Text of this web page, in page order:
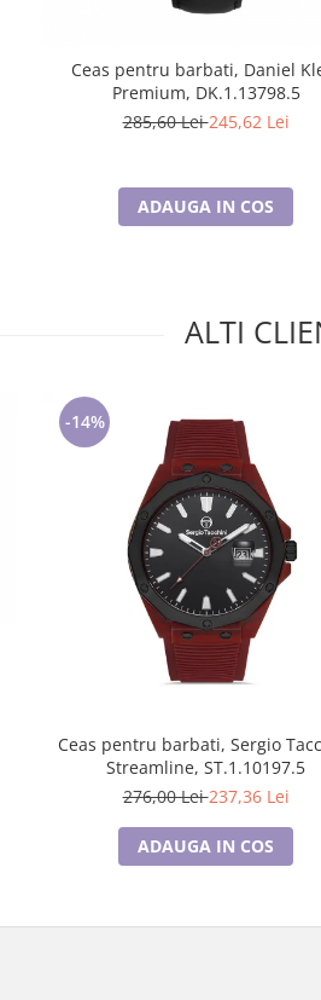
Ceas pentru barbati, Daniel
Premium, DK.1.13798.5
285,60 Lei245,62 Lei
ADAUGA IN COS
ALTI
-14%
Ceas pentru barbati, Sergio
Streamline, ST.1.10197.5
276,00 Lei237,36 Lei
ADAUGA IN COS